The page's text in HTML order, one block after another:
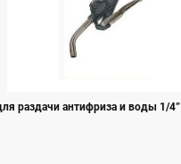
раздачи антифриза и воды 1/4”